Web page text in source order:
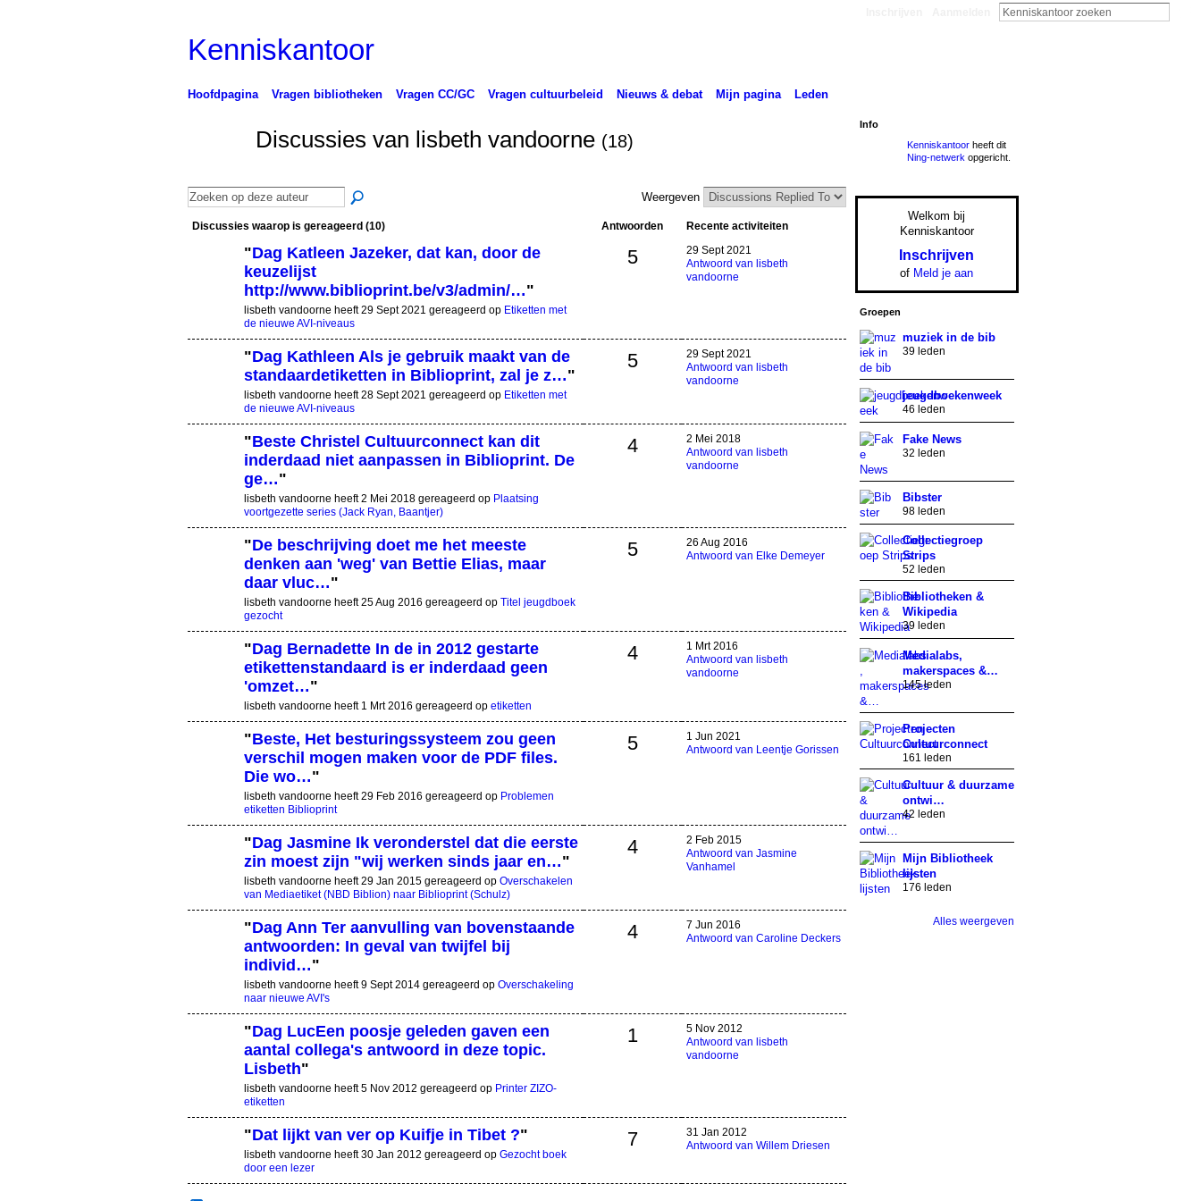
Kenniskantoor
Hoofdpagina Vragen bibliotheken Vragen CC/GC Vragen cultuurbeleid Nieuws & debat Mijn pagina Leden
Discussies van lisbeth vandoorne (18)
Weergeven
Discussies waarop is gereageerd (10) Antwoorden Recente activiteiten
"Dag Katleen Jazeker, dat kan, door de
keuzelijst
http://www.biblioprint.be/v3/admin/…"
lisbeth vandoorne heeft 29 Sept 2021 gereageerd op Etiketten met
de nieuwe AVI-niveaus
5
29 Sept 2021
Antwoord van lisbeth
vandoorne
"Dag Kathleen Als je gebruik maakt van de
standaardetiketten in Biblioprint, zal je z…"
lisbeth vandoorne heeft 28 Sept 2021 gereageerd op Etiketten met
de nieuwe AVI-niveaus
5
29 Sept 2021
Antwoord van lisbeth
vandoorne
"Beste Christel Cultuurconnect kan dit
inderdaad niet aanpassen in Biblioprint. De
ge…"
lisbeth vandoorne heeft 2 Mei 2018 gereageerd op Plaatsing
voortgezette series (Jack Ryan, Baantjer)
4
2 Mei 2018
Antwoord van lisbeth
vandoorne
"De beschrijving doet me het meeste
denken aan 'weg' van Bettie Elias, maar
daar vluc…"
lisbeth vandoorne heeft 25 Aug 2016 gereageerd op Titel jeugdboek
gezocht
5
26 Aug 2016
Antwoord van Elke Demeyer
"Dag Bernadette In de in 2012 gestarte
etikettenstandaard is er inderdaad geen
'omzet…"
lisbeth vandoorne heeft 1 Mrt 2016 gereageerd op etiketten
4
1 Mrt 2016
Antwoord van lisbeth
vandoorne
"Beste, Het besturingssysteem zou geen
verschil mogen maken voor de PDF files.
Die wo…"
lisbeth vandoorne heeft 29 Feb 2016 gereageerd op Problemen
etiketten Biblioprint
5
1 Jun 2021
Antwoord van Leentje Gorissen
"Dag Jasmine Ik veronderstel dat die eerste
zin moest zijn "wij werken sinds jaar en…"
lisbeth vandoorne heeft 29 Jan 2015 gereageerd op Overschakelen
van Mediaetiket (NBD Biblion) naar Biblioprint (Schulz)
4
2 Feb 2015
Antwoord van Jasmine
Vanhamel
"Dag Ann Ter aanvulling van bovenstaande
antwoorden: In geval van twijfel bij
individ…"
lisbeth vandoorne heeft 9 Sept 2014 gereageerd op Overschakeling
naar nieuwe AVI's
4
7 Jun 2016
Antwoord van Caroline Deckers
"Dag LucEen poosje geleden gaven een
aantal collega's antwoord in deze topic.
Lisbeth"
lisbeth vandoorne heeft 5 Nov 2012 gereageerd op Printer ZIZO-
etiketten
1
5 Nov 2012
Antwoord van lisbeth
vandoorne
"Dat lijkt van ver op Kuifje in Tibet ?"
lisbeth vandoorne heeft 30 Jan 2012 gereageerd op Gezocht boek
door een lezer
7
31 Jan 2012
Antwoord van Willem Driesen
Info
Kenniskantoorheeft dit
Ning-netwerk opgericht.
Welkom bij
Kenniskantoor
Inschrijven
of Meld je aan
Groepen
muziek in de bib
39 leden
jeugdboekenweek
46 leden
Fake News
32 leden
Bibster
98 leden
Collectiegroep
Strips
52 leden
Bibliotheken &
Wikipedia
39 leden
Medialabs,
makerspaces &…
145 leden
Projecten
Cultuurconnect
161 leden
Cultuur & duurzame
ontwi…
42 leden
Mijn Bibliotheek
lijsten
176 leden
Alles weergeven